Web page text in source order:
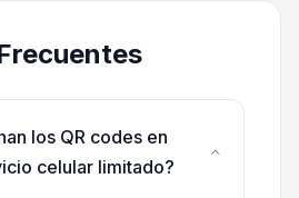
los QR codes en
celular limitado?